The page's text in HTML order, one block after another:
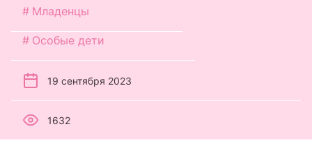
Младенцы
Особые дети
19 сентября 2023
1632